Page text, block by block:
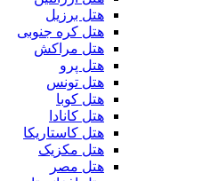
هتل برزیل
هتل کره جنوبی
هتل مراکش
هتل پرو
هتل تونس
هتل کوبا
هتل کانادا
هتل کاستاریکا
هتل مکزیک
هتل مصر